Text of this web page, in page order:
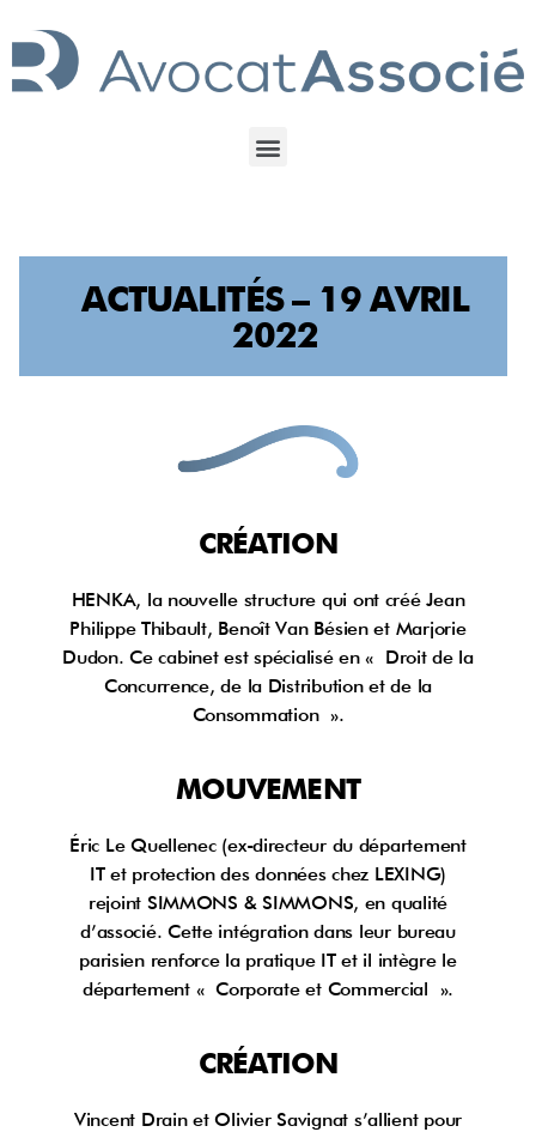
ACTUALITÉS – 19 AVRIL
2022
CRÉATION
HENKA, la nouvelle structure qui ont créé Jean
Philippe Thibault, Benoît Van Bésien et Marjorie
Dudon. Ce cabinet est spécialisé en « Droit de la
Concurrence, de la Distribution et de la
Consommation ».
MOUVEMENT
Éric Le Quellenec (ex-directeur du département
IT et protection des données chez LEXING)
rejoint SIMMONS & SIMMONS, en qualité
d’associé. Cette intégration dans leur bureau
parisien renforce la pratique IT et il intègre le
département « Corporate et Commercial ».
CRÉATION
Vincent Drain et Olivier Savignat s’allient pour